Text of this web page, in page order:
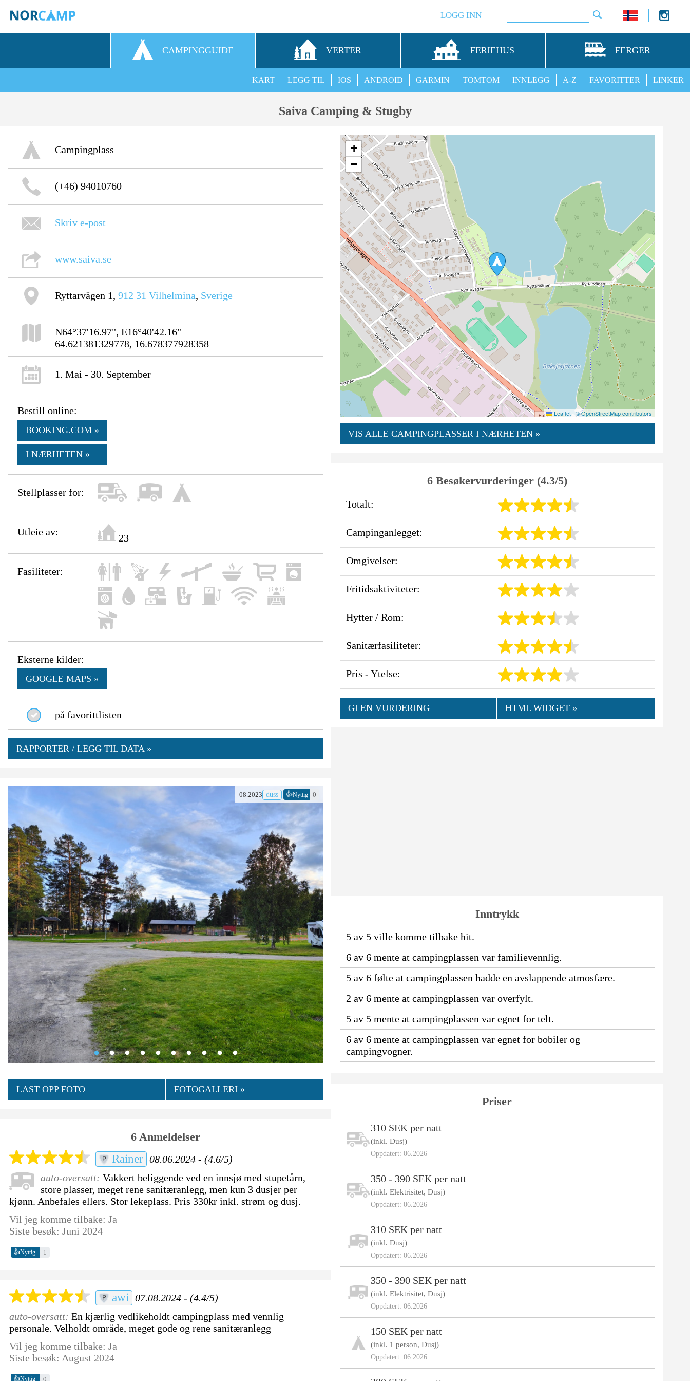
LOGG INN
CAMPINGGUIDE VERTER FERIEHUS FERGER
LINKER
FAVORITTER
A-Z
INNLEGG
TOMTOM
GARMIN
ANDROID
IOS
LEGG TIL
KART
Saiva Camping & Stugby
Campingplass
(+46) 94010760
Skriv e-post
www.saiva.se
Ryttarvägen 1,912 31 Vilhelmina, Sverige
N64°37'16.97", E16°40'42.16"
64.621381329778, 16.678377928358
1. Mai - 30. September
Bestill online:
BOOKING.COM »
I NÆRHETEN »
Stellplasser for:
Utleie av:
23
Fasiliteter:
Eksterne kilder:
GOOGLE MAPS »
på favorittlisten
RAPPORTER / LEGG TIL DATA »
08.2023 duss 👍Nyttig 0
LAST OPP FOTO FOTOGALLERI »
6 Anmeldelser
Rainer 08.06.2024 - (4.6/5)
auto-oversatt:Vakkert beliggende ved en innsjø med stupetårn,
store plasser, meget rene sanitæranlegg, men kun 3 dusjer per
kjønn. Anbefales ellers. Stor lekeplass. Pris 330kr inkl. strøm og dusj.
Vil jeg komme tilbake: Ja
Siste besøk: Juni 2024
👍Nyttig 1
awi 07.08.2024 - (4.4/5)
auto-oversatt:En kjærlig vedlikeholdt campingplass med vennlig
personale. Velholdt område, meget gode og rene sanitæranlegg
Vil jeg komme tilbake: Ja
Siste besøk: August 2024
👍Nyttig 0
+
−
Leaflet | © OpenStreetMap contributors
VIS ALLE CAMPINGPLASSER I NÆRHETEN »
6 Besøkervurderinger (4.3/5)
Totalt:
Campinganlegget:
Omgivelser:
Fritidsaktiviteter:
Hytter / Rom:
Sanitærfasiliteter:
Pris - Ytelse:
GI EN VURDERING HTML WIDGET »
Inntrykk
5 av 5 ville komme tilbake hit.
6 av 6 mente at campingplassen var familievennlig.
5 av 6 følte at campingplassen hadde en avslappende atmosfære.
2 av 6 mente at campingplassen var overfylt.
5 av 5 mente at campingplassen var egnet for telt.
6 av 6 mente at campingplassen var egnet for bobiler og
campingvogner.
Priser
310 SEK per natt
(inkl. Dusj)
Oppdatert: 06.2026
350 - 390 SEK per natt
(inkl. Elektrisitet, Dusj)
Oppdatert: 06.2026
310 SEK per natt
(inkl. Dusj)
Oppdatert: 06.2026
350 - 390 SEK per natt
(inkl. Elektrisitet, Dusj)
Oppdatert: 06.2026
150 SEK per natt
(inkl. 1 person, Dusj)
Oppdatert: 06.2026